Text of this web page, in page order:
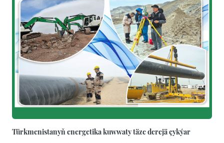
Türkmenistanyň energetika kuwwaty täze derejä çykýar